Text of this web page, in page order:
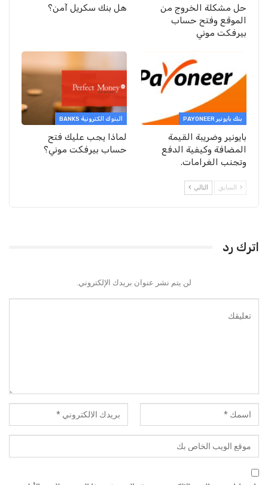
حل مشكلة الخروج من
الموقع وفتح حساب
بيرفكت موني
هل بنك سكريل آمن؟
بنك بايونير PAYONEER
بايونير وضريبة القيمة
المضافة وكيفية الدفع
وتجنب الغرامات.
البنوك الكترونية BANKS
لماذا يجب عليك فتح
حساب بيرفكت موني؟
السابق التالي
اترك رد
لن يتم نشر عنوان بريدك الإلكتروني.